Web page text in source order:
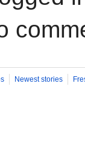
Newest stories